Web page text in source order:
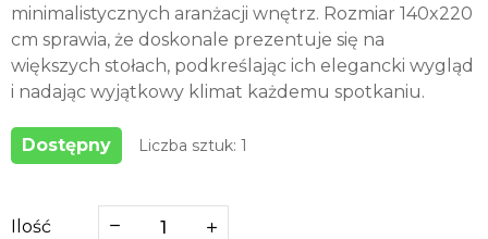
minimalistycznych aranżacji wnętrz. Rozmiar 140x220
cm sprawia, że doskonale prezentuje się na
większych stołach, podkreślając ich elegancki wygląd
i nadając wyjątkowy klimat każdemu spotkaniu.
Dostępny Liczba sztuk: 1
Ilość